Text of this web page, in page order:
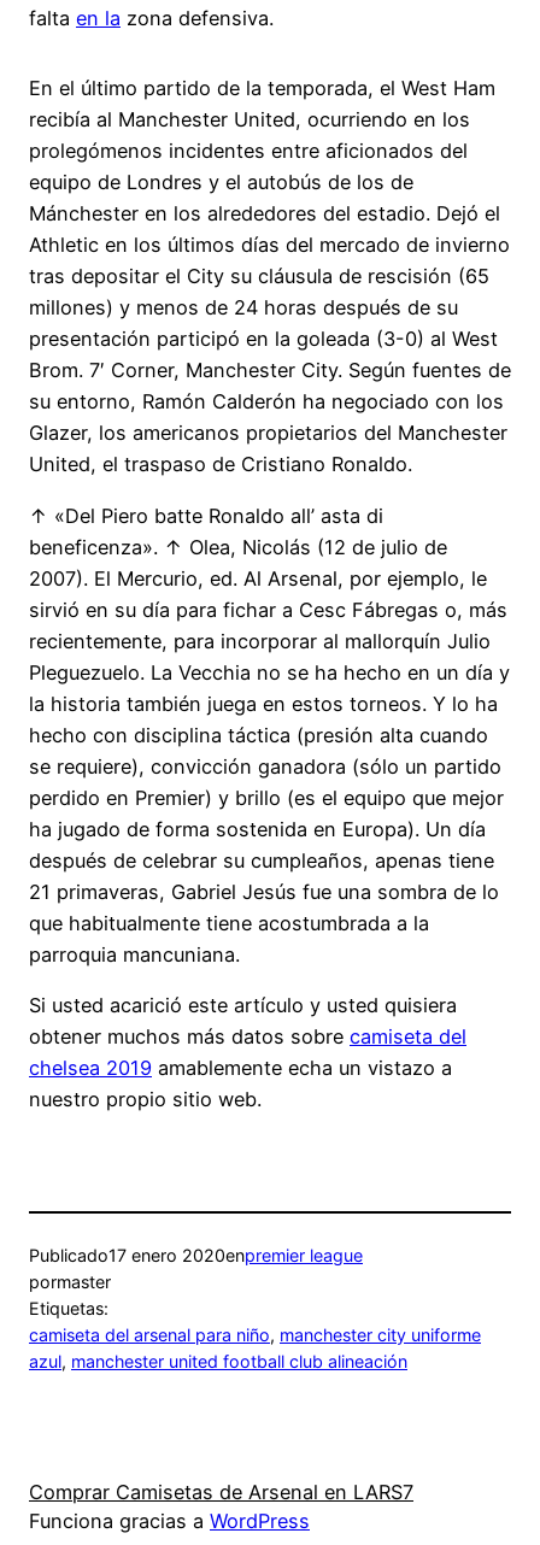
falta en la zona defensiva.
En el último partido de la temporada, el West Ham
recibía al Manchester United, ocurriendo en los
prolegómenos incidentes entre aficionados del
equipo de Londres y el autobús de los de
Mánchester en los alrededores del estadio. Dejó el
Athletic en los últimos días del mercado de invierno
tras depositar el City su cláusula de rescisión (65
millones) y menos de 24 horas después de su
presentación participó en la goleada (3-0) al West
Brom. 7′ Corner, Manchester City. Según fuentes de
su entorno, Ramón Calderón ha negociado con los
Glazer, los americanos propietarios del Manchester
United, el traspaso de Cristiano Ronaldo.
↑ «Del Piero batte Ronaldo all’ asta di
beneficenza». ↑ Olea, Nicolás (12 de julio de
2007). El Mercurio, ed. Al Arsenal, por ejemplo, le
sirvió en su día para fichar a Cesc Fábregas o, más
recientemente, para incorporar al mallorquín Julio
Pleguezuelo. La Vecchia no se ha hecho en un día y
la historia también juega en estos torneos. Y lo ha
hecho con disciplina táctica (presión alta cuando
se requiere), convicción ganadora (sólo un partido
perdido en Premier) y brillo (es el equipo que mejor
ha jugado de forma sostenida en Europa). Un día
después de celebrar su cumpleaños, apenas tiene
21 primaveras, Gabriel Jesús fue una sombra de lo
que habitualmente tiene acostumbrada a la
parroquia mancuniana.
Si usted acarició este artículo y usted quisiera
obtener muchos más datos sobre camiseta del
chelsea 2019 amablemente echa un vistazo a
nuestro propio sitio web.
Publicado17 enero 2020enpremier league
pormaster
Etiquetas:
camiseta del arsenal para niño, manchester city uniforme
azul, manchester united football club alineación
Comprar Camisetas de Arsenal en LARS7
Funciona gracias a WordPress